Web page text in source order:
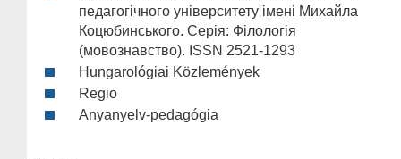
педагогічного університету імені Михайла
Коцюбинського. Серія: Філологія
(мовознавство). ISSN 2521-1293
Hungarológiai Közlemények
Regio
Anyanyelv-pedagógia